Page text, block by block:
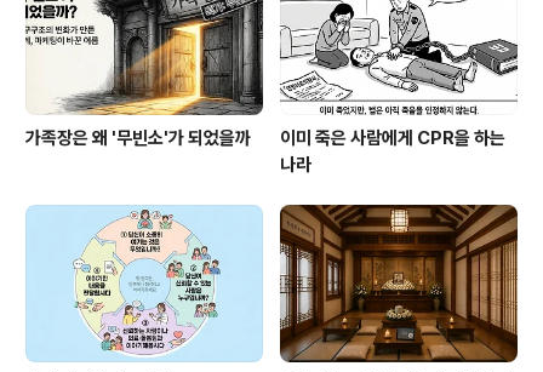
'장사록피서(殡葬绿皮书)'의 핵심 데이터를 생성하며 업
계의 정책 방향을 진두지휘합니다. 특..
가족장은 왜 '무빈소'가 되었을까
이미 죽은 사람에게 CPR을 하는
나라